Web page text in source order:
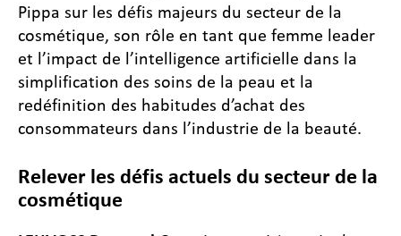
Pippa sur les défis majeurs du secteur de la
cosmétique, son rôle en tant que femme leader
et l’impact de l’intelligence artificielle dans la
simplification des soins de la peau et la
redéfinition des habitudes d’achat des
consommateurs dans l’industrie de la beauté.
Relever les défis actuels du secteur de la
cosmétique